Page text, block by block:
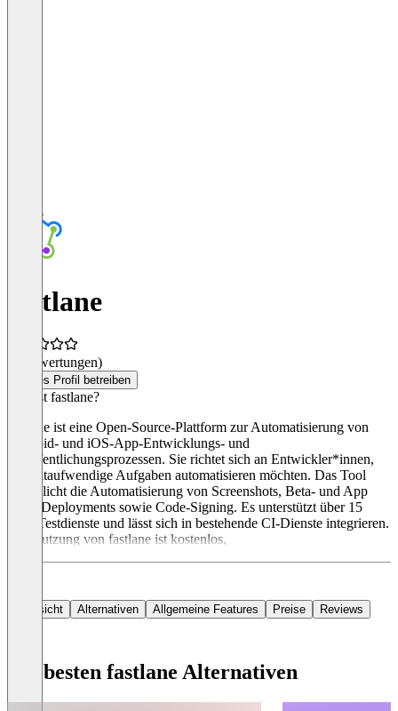
fastlane
(0 Bewertungen)
Dieses Profil betreiben
Was ist fastlane?
fastlane ist eine Open-Source-Plattform zur Automatisierung von
Android- und iOS-App-Entwicklungs- und
Veröffentlichungsprozessen. Sie richtet sich an Entwickler*innen,
die zeitaufwendige Aufgaben automatisieren möchten. Das Tool
ermöglicht die Automatisierung von Screenshots, Beta- und App
Store-Deployments sowie Code-Signing. Es unterstützt über 15
Beta-Testdienste und lässt sich in bestehende CI-Dienste integrieren.
Die Nutzung von fastlane ist kostenlos,
Übersicht Alternativen Allgemeine Features Preise Reviews
Die besten fastlane Alternativen